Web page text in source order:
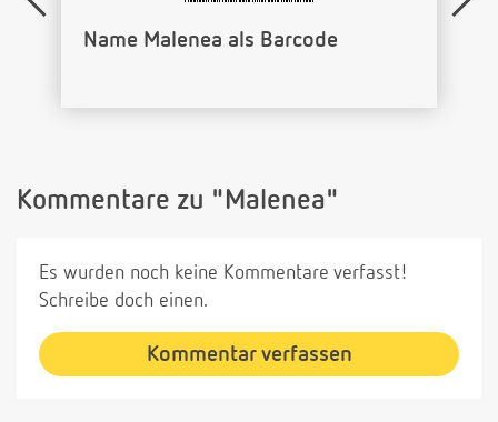
Name Malenea als Barcode
Kommentare zu "Malenea"
Es wurden noch keine Kommentare verfasst!
Schreibe doch einen.
Kommentar verfassen